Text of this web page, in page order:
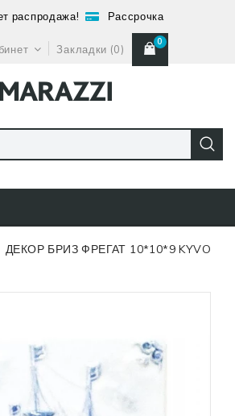
распродажа! Рассрочка
Закладки (0)
0
ДЕКОР БРИЗ ФРЕГАТ 10*10*9 KYVO